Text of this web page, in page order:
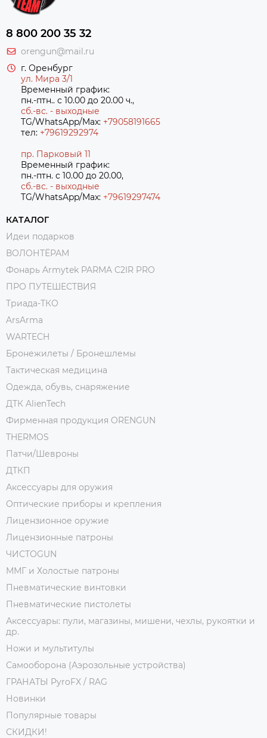
8 800 200 35 32
orengun@mail.ru
г. Оренбург
ул. Мира 3/1
Временный график:
пн.-птн.. с 10.00 до 20.00 ч.,
сб.-вс. - выходные
TG/WhatsApp/Max: +79058191665
тел: +79619292974
пр. Парковый 11
Временный график:
пн.-птн. с 10.00 до 20.00,
сб.-вс. - выходные
TG/WhatsApp/Max: +79619297474
КАТАЛОГ
Идеи подарков
ВОЛОНТЁРАМ
Фонарь Armytek PARMA C2IR PRO
ПРО ПУТЕШЕСТВИЯ
Триада-ТКО
ArsArma
WARTECH
Бронежилеты / Бронешлемы
Тактическая медицина
Одежда, обувь, снаряжение
ДТК AlienTech
Фирменная продукция ORENGUN
THERMOS
Патчи/Шевроны
ДТКП
Аксессуары для оружия
Оптические приборы и крепления
Лицензионное оружие
Лицензионные патроны
ЧИСТОGUN
ММГ и Холостые патроны
Пневматические винтовки
Пневматические пистолеты
Аксессуары: пули, магазины, мишени, чехлы, рукоятки и
др.
Ножи и мультитулы
Самооборона (Аэрозольные устройства)
ГРАНАТЫ PyroFX / RAG
Новинки
Популярные товары
СКИДКИ!